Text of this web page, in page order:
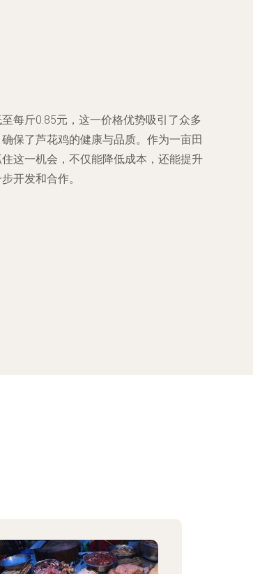
每斤0.85元，这一价格优势吸引了众多
保了芦花鸡的健康与品质。作为一亩田
这一机会，不仅能降低成本，还能提升
开发和合作。